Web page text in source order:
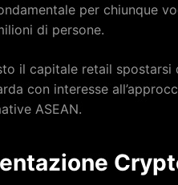
per chiunque
di persone.
il capitale retail spostarsi
con interesse
ASEAN.